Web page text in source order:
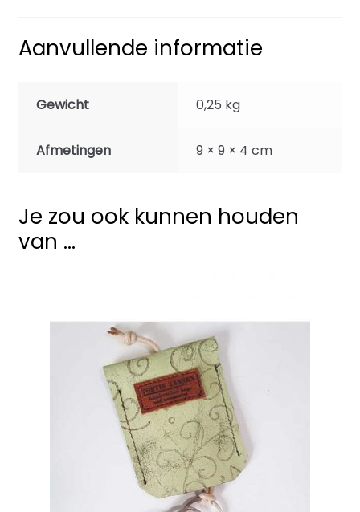
Aanvullende informatie
Gewicht 0,25 kg
Afmetingen 9 × 9 × 4 cm
Je zou ook kunnen houden
van …